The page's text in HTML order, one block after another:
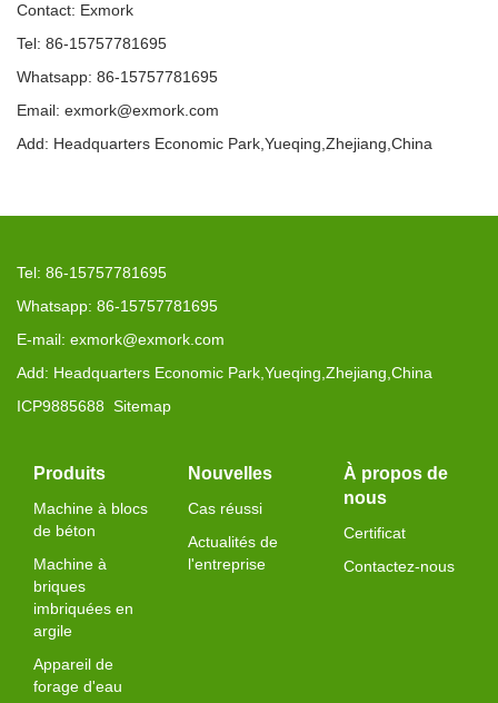
Contact: Exmork
Tel: 86-15757781695
Whatsapp: 86-15757781695
Email: exmork@exmork.com
Add: Headquarters Economic Park,Yueqing,Zhejiang,China
Tel: 86-15757781695
Whatsapp: 86-15757781695
E-mail: exmork@exmork.com
Add: Headquarters Economic Park,Yueqing,Zhejiang,China
ICP9885688 Sitemap
Produits
Machine à blocs
de béton
Machine à
briques
imbriquées en
argile
Appareil de
forage d'eau
Nouvelles
Cas réussi
Actualités de
l'entreprise
À propos de
nous
Certificat
Contactez-nous